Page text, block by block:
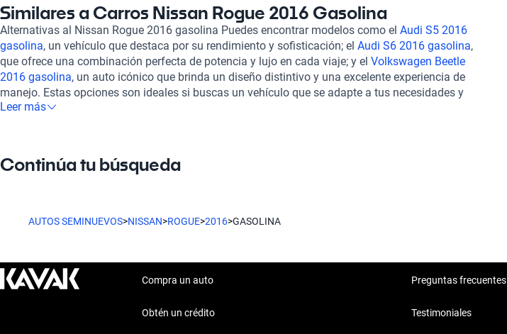
a prevenir accidentes y proporcionando tranquilidad en cada trayecto. Las comodidades, como
asientos ajustables y un sistema de infotainment intuitivo, elevan la experiencia de manejo a
otro nivel, asegurando que cada viaje sea placentero. Al adquirir un Nissan Rogue 2016
Gasolina en Kavak, te beneficias de un proceso de compra 100% en línea, brindándote
comodidad y eficiencia. Todos nuestros vehículos pasan por rigurosas inspecciones en más de
240 puntos para garantizar su estado mecánico y estético. Contamos con opciones de
financiamiento flexibles que se adaptan a tus necesidades y un sólido soporte postventa.
Similares a Carros Nissan Rogue 2016 Gasolina
Alternativas al Nissan Rogue 2016 gasolina Puedes encontrar modelos como el Audi S5 2016
gasolina, un vehículo que destaca por su rendimiento y sofisticación; el Audi S6 2016 gasolina,
que ofrece una combinación perfecta de potencia y lujo en cada viaje; y el Volkswagen Beetle
2016 gasolina, un auto icónico que brinda un diseño distintivo y una excelente experiencia de
manejo. Estas opciones son ideales si buscas un vehículo que se adapte a tus necesidades y
estilo de vida, todo mientras compares con un SUV versátil y eficiente como el Nissan Rogue.
Leer más
Continúa tu búsqueda
AUTOS SEMINUEVOS>NISSAN>ROGUE>2016>GASOLINA
Compra un auto
Obtén un crédito
Preguntas frecuentes
Testimoniales